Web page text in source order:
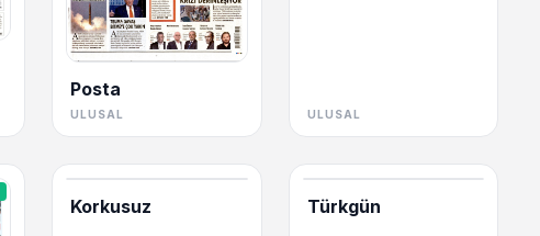
Posta
ULUSAL ULUSAL
Korkusuz Türkgün